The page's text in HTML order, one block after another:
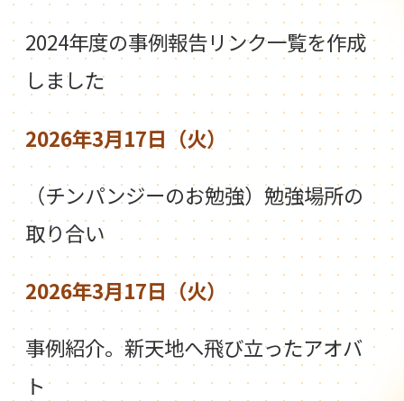
2024年度の事例報告リンク一覧を作成
しました
2026年3月17日（火）
（チンパンジーのお勉強）勉強場所の
取り合い
2026年3月17日（火）
事例紹介。新天地へ飛び立ったアオバ
ト